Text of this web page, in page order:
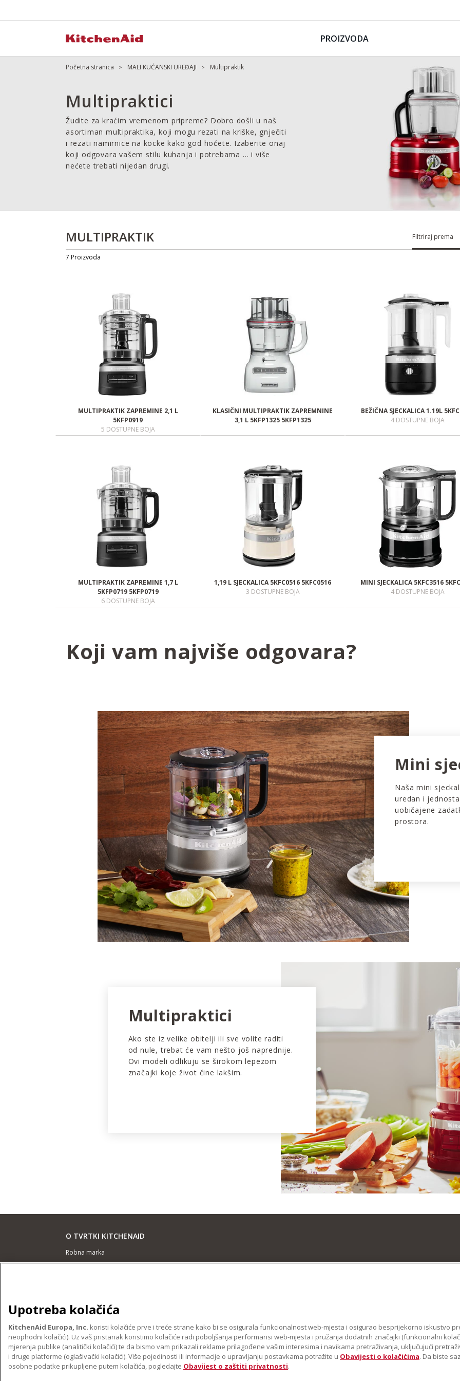
PROIZVODA
Početna stranica MALI KUĆANSKI UREĐAJI Multipraktik
Multipraktici
Žudite za kraćim vremenom pripreme? Dobro došli u naš
asortiman multipraktika, koji mogu rezati na kriške, gnječiti
i rezati namirnice na kocke kako god hoćete. Izaberite onaj
koji odgovara vašem stilu kuhanja i potrebama … i više
nećete trebati nijedan drugi.
MULTIPRAKTIK Filtriraj prema
Type Capacity Overall height
7 Proizvoda
MULTIPRAKTIK ZAPREMINE 2,1 L
5KFP0919
5 DOSTUPNE BOJA
KLASIČNI MULTIPRAKTIK ZAPREMNINE
3,1 L 5KFP1325 5KFP1325
BEŽIČNA SJECKALICA 1.19L
4 DOSTUPNE BOJA
MULTIPRAKTIK ZAPREMINE 1,7 L
5KFP0719 5KFP0719
6 DOSTUPNE BOJA
1,19 L SJECKALICA 5KFC0516 5KFC0516
3 DOSTUPNE BOJA
MINI SJECKALICA 5KFC3516
4 DOSTUPNE BOJA
Koji vam najviše odgovara?
Mini
Naša mini
uredan i
uobičajene
prostora.
Multipraktici
Ako ste iz velike obitelji ili sve volite raditi
od nule, trebat će vam nešto još naprednije.
Ovi modeli odlikuju se širokom lepezom
značajki koje život čine lakšim.
O TVRTKI KITCHENAID
Robna marka
PODRŠKA
Pronađi trgovinu
Jamstvo i dokumenti
Upotreba kolačića
KitchenAid Europa, Inc. koristi kolačiće prve i treće strane kako bi se osigurala funkcionalnost web-mjesta i osigurao besprijekorno iskustvo
neophodni kolačići). Uz vaš pristanak koristimo kolačiće radi poboljšanja performansi web-mjesta i pružanja dodatnih značajki (funkcionalni
mjerenja publike (analitički kolačići) te da bismo vam prikazali reklame prilagođene vašim interesima i navikama pretraživanja, uključujući
i druge platforme (oglašivački kolačići). Više pojedinosti ili informacije o upravljanju postavkama potražite u Obavijesti o kolačićima. Da biste
osobne podatke prikupljene putem kolačića, pogledajte Obavijest o zaštiti privatnosti.